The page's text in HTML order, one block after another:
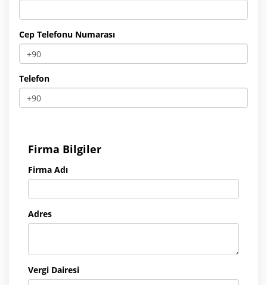
Cep Telefonu Numarası
Telefon
Firma Bilgiler
Firma Adı
Adres
Vergi Dairesi